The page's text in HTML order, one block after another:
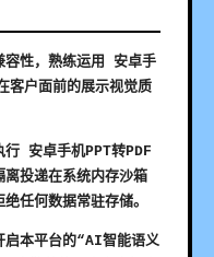
容性，熟练运用 安卓手
客户面前的展示视觉质
安卓手机PPT转PDF
投递在系统内存沙箱
任何数据常驻存储。
启本平台的“AI智能语义